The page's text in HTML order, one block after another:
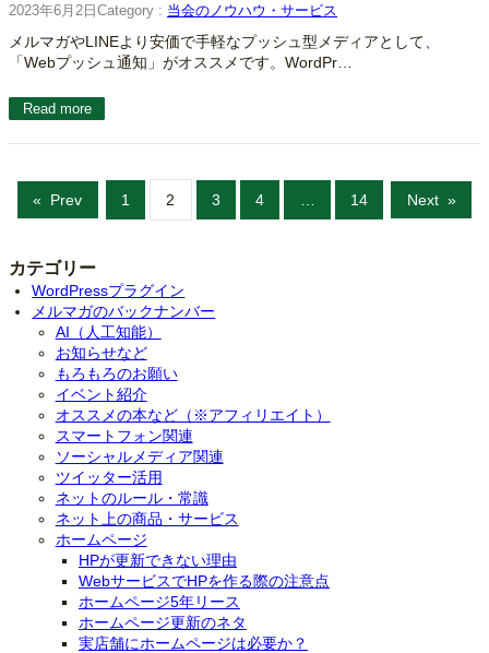
2023年6月2日 Category : 当会のノウハウ・サービス
メルマガやLINEより安価で手軽なプッシュ型メディアとして、
「Webプッシュ通知」がオススメです。WordPr…
Read more
« Prev 1 2 3 4 … 14 Next »
カテゴリー
WordPressプラグイン
メルマガのバックナンバー
AI（人工知能）
お知らせなど
もろもろのお願い
イベント紹介
オススメの本など（※アフィリエイト）
スマートフォン関連
ソーシャルメディア関連
ツイッター活用
ネットのルール・常識
ネット上の商品・サービス
ホームページ
HPが更新できない理由
WebサービスでHPを作る際の注意点
ホームページ5年リース
ホームページ更新のネタ
実店舗にホームページは必要か？